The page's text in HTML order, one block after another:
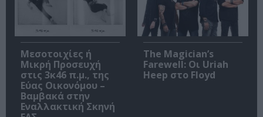
Μεσοτοιχίες ή
Μικρή Προσευχή
στις 3κ46 π.μ., της
Εύας Οικονόμου –
Βαμβακά στην
Εναλλακτική Σκηνή
The Magician’s
Farewell: Οι Uriah
Heep στο Floyd